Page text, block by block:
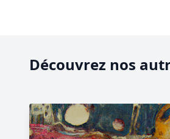
Découvrez nos